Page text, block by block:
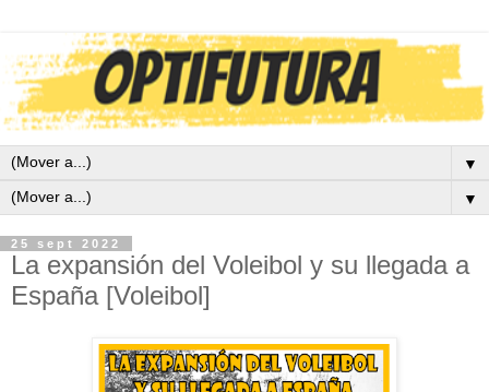
▼
▼
25 sept 2022
La expansión del Voleibol y su llegada a
España [Voleibol]